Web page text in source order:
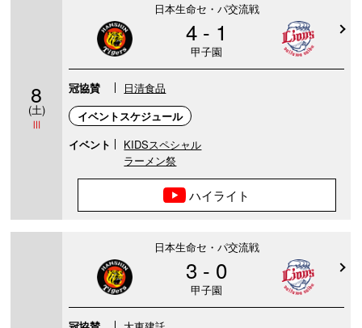
8
(土)
Ⅲ
日本生命セ・パ交流戦
4 - 1
甲子園
冠協賛
日清食品
イベントスケジュール
イベント
KIDSスペシャル
ラーメン祭
ハイライト
日本生命セ・パ交流戦
3 - 0
甲子園